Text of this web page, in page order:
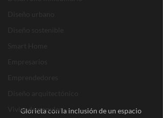
Vivienda popular
Glorieta con la inclusión de un espacio